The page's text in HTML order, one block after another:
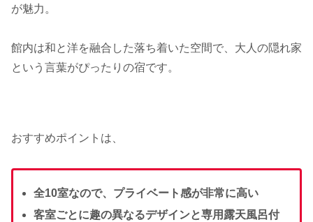
が魅力。
館内は和と洋を融合した落ち着いた空間で、大人の隠れ家
という言葉がぴったりの宿です。
おすすめポイントは、
全10室なので、プライベート感が非常に高い
客室ごとに趣の異なるデザインと専用露天風呂付